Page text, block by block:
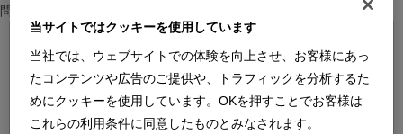
問い合わせください。
当サイトではクッキーを使用しています
当社では、ウェブサイトでの体験を向上させ、お客様にあっ
たコンテンツや広告のご提供や、トラフィックを分析するた
めにクッキーを使用しています。OKを押すことでお客様は
これらの利用条件に同意したものとみなされます。